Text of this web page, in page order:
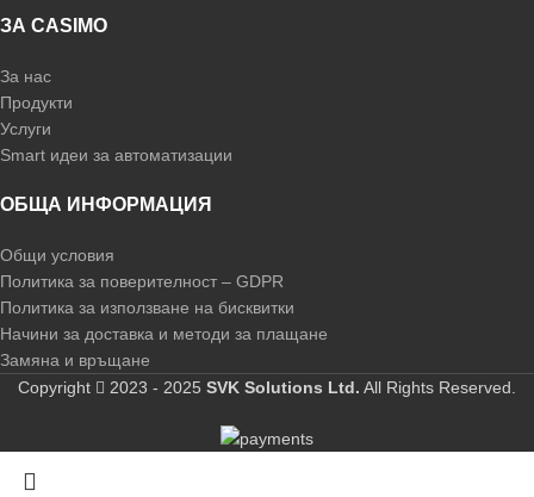
ЗА CASIMO
За нас
Продукти
Услуги
Smart идеи за автоматизации
ОБЩА ИНФОРМАЦИЯ
Общи условия
Политика за поверителност – GDPR
Политика за използване на бисквитки
Начини за доставка и методи за плащане
Замяна и връщане
Copyright
2023 - 2025 SVK Solutions Ltd. All Rights Reserved.